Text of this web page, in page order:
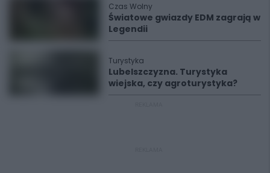
Czas Wolny
Światowe gwiazdy EDM zagrają w
Legendii
Turystyka
Lubelszczyzna. Turystyka
wiejska, czy agroturystyka?